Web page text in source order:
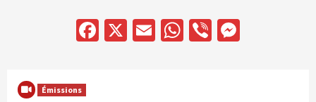
Facebook
X EmailWhatsApp
Viber
Émissions